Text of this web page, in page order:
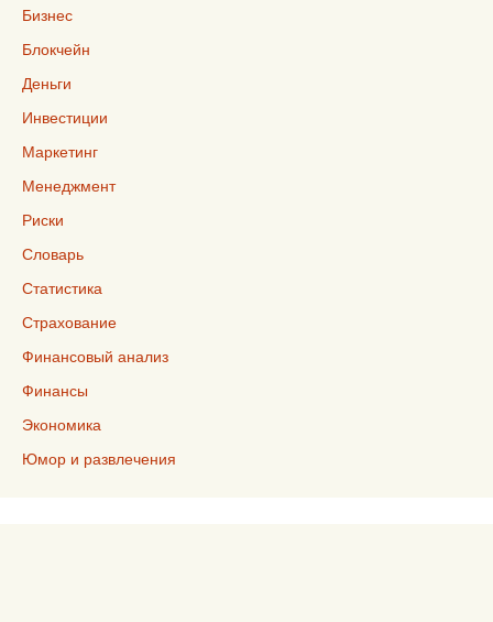
Бизнес
Блокчейн
Деньги
Инвестиции
Маркетинг
Менеджмент
Риски
Словарь
Статистика
Страхование
Финансовый анализ
Финансы
Экономика
Юмор и развлечения